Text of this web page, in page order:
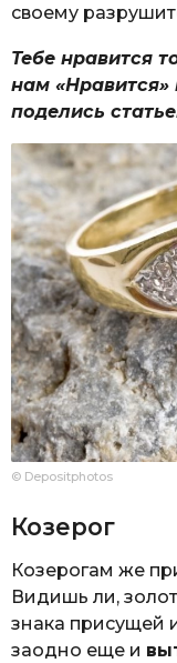
своему
Тебе нравится
нам «Нравится»
поделись
© Depositphotos
Козерог
Козерогам же
Видишь ли,
знака присущей
заодно еще и